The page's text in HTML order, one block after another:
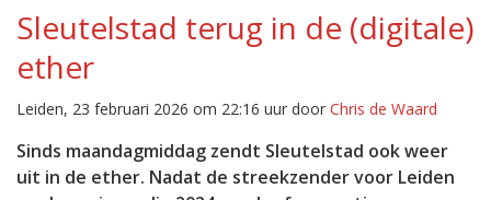
Sleutelstad terug in de (digitale)
ether
Leiden, 23 februari 2026 om 22:16 uur door Chris de Waard
Sinds maandagmiddag zendt Sleutelstad ook weer
uit in de ether. Nadat de streekzender voor Leiden